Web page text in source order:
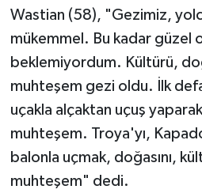
Wastian (58), "Gezimiz,
mükemmel. Bu kadar güzel
beklemiyordum. Kültürü,
muhteşem gezi oldu. İlk
uçakla alçaktan uçuş
muhteşem. Troya'yı,
balonla uçmak, doğasını,
muhteşem" dedi.